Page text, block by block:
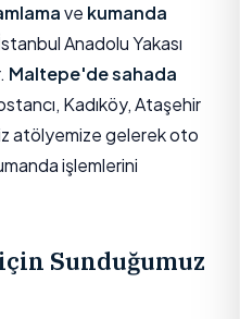
ve kumanda
Anadolu Yakası
Maltepe'de sahada
Kadıköy, Ataşehir
atölyemize gelerek oto
işlemlerini
Sunduğumuz